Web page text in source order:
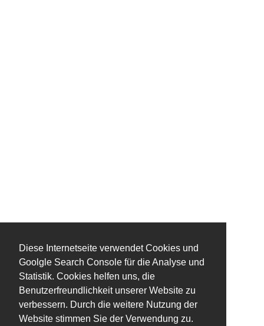
Diese Internetseite verwendet Cookies und
Goolgle Search Console für die Analyse und
Statistik. Cookies helfen uns, die
Benutzerfreundlichkeit unserer Website zu
verbessern. Durch die weitere Nutzung der
Website stimmen Sie der Verwendung zu.